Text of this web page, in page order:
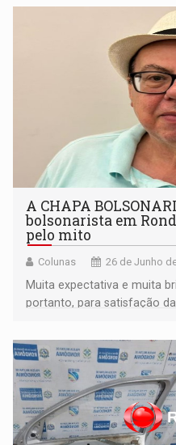
A CHAPA
bolsonarista em
pelo mito
Colunas 26 de Junho
Muita expectativa e muita
portanto, para satisfação